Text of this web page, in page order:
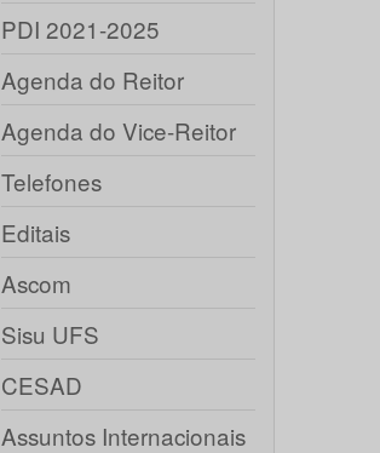
PDI 2021-2025
Agenda do Reitor
Agenda do Vice-Reitor
Telefones
Editais
Ascom
Sisu UFS
CESAD
Assuntos Internacionais